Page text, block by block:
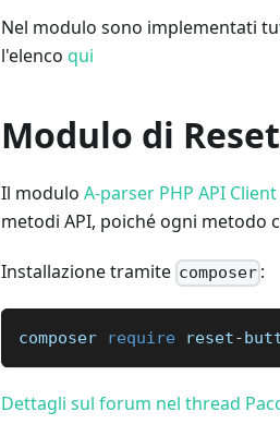
Nel modulo sono implementati
l'elenco qui
Modulo di
Il modulo A-parser PHP API Client
metodi API, poiché ogni metodo
Installazione tramite composer :
composer require reset-
Dettagli sul forum nel thread